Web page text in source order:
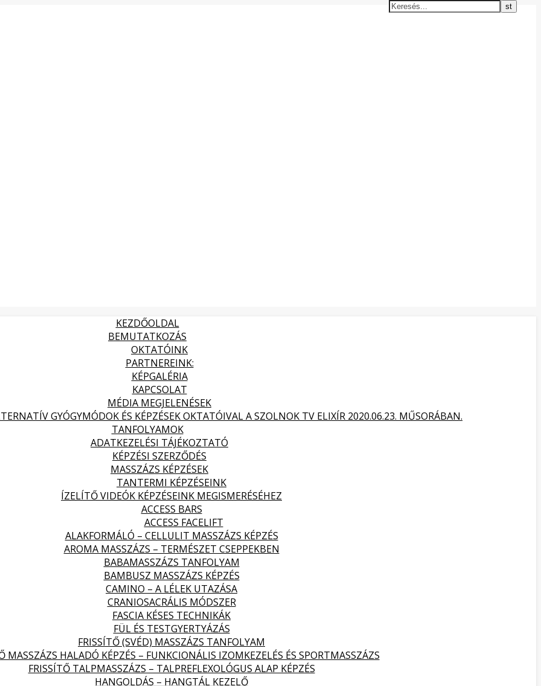
KEZDŐOLDAL
BEMUTATKOZÁS
OKTATÓINK
PARTNEREINK:
KÉPGALÉRIA
KAPCSOLAT
MÉDIA MEGJELENÉSEK
GYÓGYMÓDOK ÉS KÉPZÉSEK OKTATÓIVAL A SZOLNOK TV ELIXÍR 2020.06.23. MŰSORÁBAN.
TANFOLYAMOK
ADATKEZELÉSI TÁJÉKOZTATÓ
KÉPZÉSI SZERZŐDÉS
MASSZÁZS KÉPZÉSEK
TANTERMI KÉPZÉSEINK
ÍZELÍTŐ VIDEÓK KÉPZÉSEINK MEGISMERÉSÉHEZ
ACCESS BARS
ACCESS FACELIFT
ALAKFORMÁLÓ – CELLULIT MASSZÁZS KÉPZÉS
AROMA MASSZÁZS – TERMÉSZET CSEPPEKBEN
BABAMASSZÁZS TANFOLYAM
BAMBUSZ MASSZÁZS KÉPZÉS
CAMINO – A LÉLEK UTAZÁSA
CRANIOSACRÁLIS MÓDSZER
FASCIA KÉSES TECHNIKÁK
FÜL ÉS TESTGYERTYÁZÁS
FRISSÍTŐ (SVÉD) MASSZÁZS TANFOLYAM
MASSZÁZS HALADÓ KÉPZÉS – FUNKCIONÁLIS IZOMKEZELÉS ÉS SPORTMASSZÁZS
FRISSÍTŐ TALPMASSZÁZS – TALPREFLEXOLÓGUS ALAP KÉPZÉS
HANGOLDÁS – HANGTÁL KEZELŐ